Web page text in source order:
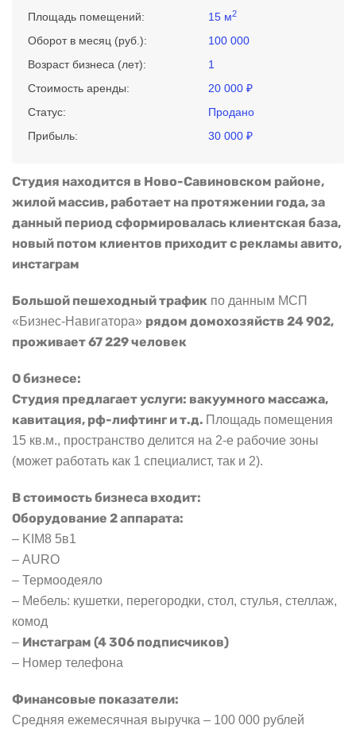
Площадь помещений:
15 м2
Оборот в месяц (руб.):
100 000
Возраст бизнеса (лет):
1
Стоимость аренды:
20 000 ₽
Статус:
Продано
Прибыль:
30 000 ₽
Студия находится в Ново-Савиновском районе,
жилой массив, работает на протяжении года, за
данный период сформировалась клиентская база,
новый потом клиентов приходит с рекламы авито,
инстаграм
Большой пешеходный трафик по данным МСП
«Бизнес-Навигатора» рядом домохозяйств 24 902,
проживает 67 229 человек
О бизнесе:
Студия предлагает услуги: вакуумного массажа,
кавитация, рф-лифтинг и т.д. Площадь помещения
15 кв.м., пространство делится на 2-е рабочие зоны
(может работать как 1 специалист, так и 2).
В стоимость бизнеса входит:
Оборудование 2 аппарата:
– KIM8 5в1
– AURO
– Термоодеяло
– Мебель: кушетки, перегородки, стол, стулья, стеллаж,
комод
– Инстаграм (4 306 подписчиков)
– Номер телефона
Финансовые показатели:
Средняя ежемесячная выручка – 100 000 рублей